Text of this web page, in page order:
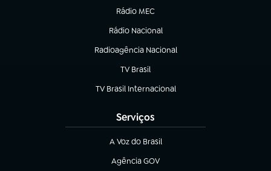
Rádio MEC
(abre em nova aba)
Rádio Nacional
Radioagência Nacional
(abre em nova aba)
TV Brasil
(abre em nova aba)
TV Brasil Internacional
(abre em nova aba)
Serviços
A Voz do Brasil
(abre em nova aba)
Agência GOV
(abre em nova aba)